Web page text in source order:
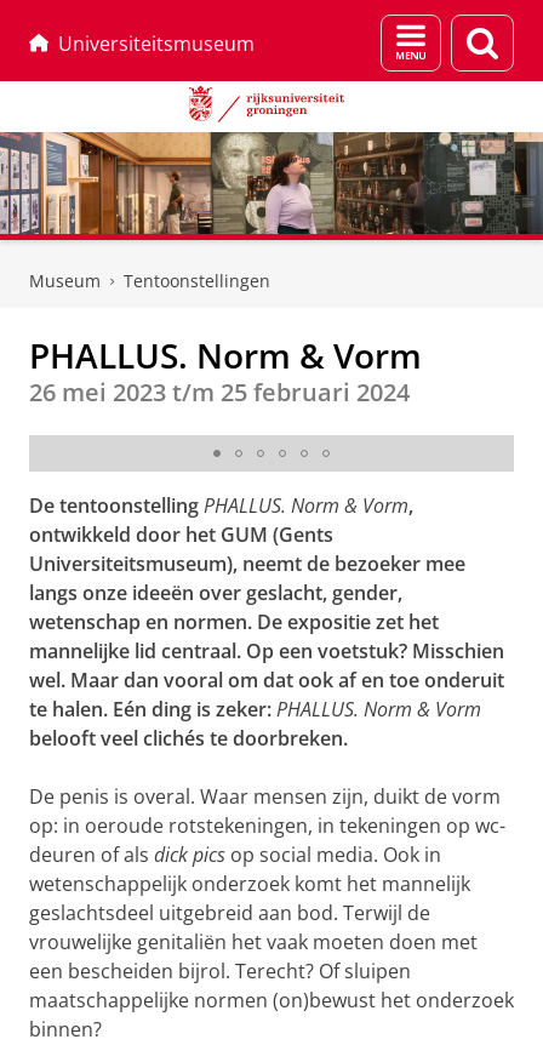
Universiteitsmuseum
Menu
en
Museum Tentoonstellingen
PHALLUS. Norm & Vorm
26 mei 2023 t/m 25 februari 2024
De tentoonstellingPHALLUS. Norm & Vorm,
ontwikkeld door het GUM (Gents
Universiteitsmuseum), neemt de bezoeker mee
langs onze ideeën over geslacht, gender,
wetenschap en normen. De expositie zet het
mannelijke lid centraal. Op een voetstuk? Misschien
wel. Maar dan vooral om dat ook af en toe onderuit
te halen. Eén ding is zeker:PHALLUS. Norm & Vorm
belooft veel clichés te doorbreken.
De penis is overal. Waar mensen zijn, duikt de vorm
op: in oeroude rotstekeningen, in tekeningen op wc-
deuren of als dick pics op social media. Ook in
wetenschappelijk onderzoek komt het mannelijk
geslachtsdeel uitgebreid aan bod. Terwijl de
vrouwelijke genitaliën het vaak moeten doen met
een bescheiden bijrol. Terecht? Of sluipen
maatschappelijke normen (on)bewust het onderzoek
binnen?